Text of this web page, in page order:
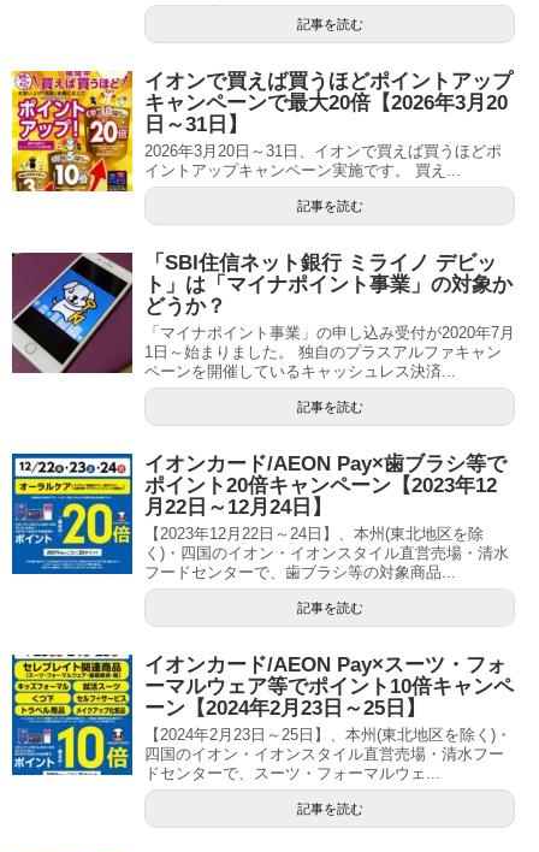
記事を読む
イオンで買えば買うほどポイントアップ
キャンペーンで最大20倍【2026年3月20
日～31日】
2026年3月20日～31日、イオンで買えば買うほどポ
イントアップキャンペーン実施です。 買え...
記事を読む
「SBI住信ネット銀行 ミライノ デビッ
ト」は「マイナポイント事業」の対象か
どうか？
「マイナポイント事業」の申し込み受付が2020年7月
1日～始まりました。 独自のプラスアルファキャン
ペーンを開催しているキャッシュレス決済...
記事を読む
イオンカード/AEON Pay×歯ブラシ等で
ポイント20倍キャンペーン【2023年12
月22日～12月24日】
【2023年12月22日～24日】、本州(東北地区を除
く)・四国のイオン・イオンスタイル直営売場・清水
フードセンターで、歯ブラシ等の対象商品...
記事を読む
イオンカード/AEON Pay×スーツ・フォ
ーマルウェア等でポイント10倍キャンペ
ーン【2024年2月23日～25日】
【2024年2月23日～25日】、本州(東北地区を除く)・
四国のイオン・イオンスタイル直営売場・清水フー
ドセンターで、スーツ・フォーマルウェ...
記事を読む